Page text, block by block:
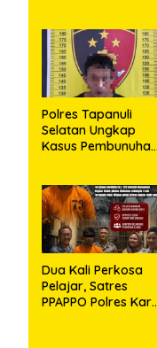
Seorang Pria
dengan Barang
Bukti 63,67 Gram
Sabu
Polres Tapanuli
Selatan Ungkap
Kasus Pembunuhan
Anak, Pelaku
Ditangkap
Dua Kali Perkosa
Pelajar, Satres
PPAPPO Polres